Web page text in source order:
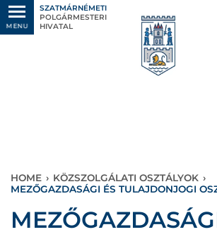
MENU
SZATMÁRNÉMETI
POLGÁRMESTERI
HIVATAL
HOME › KÖZSZOLGÁLATI OSZTÁLYOK ›
MEZŐGAZDASÁGI ÉS TULAJDONJOGI